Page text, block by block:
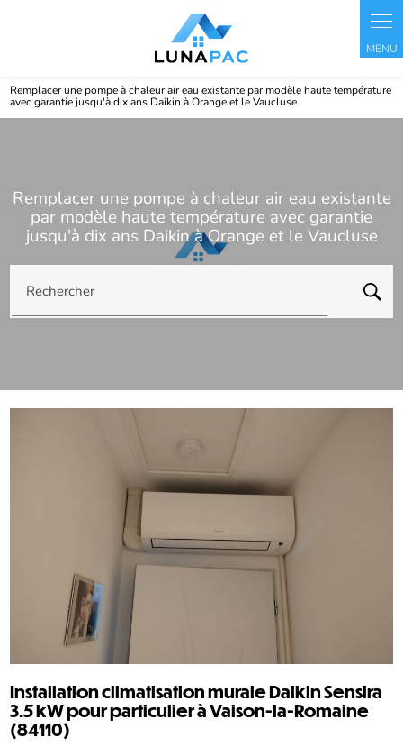
Remplacer une pompe à chaleur air eau existante par modèle haute température
avec garantie jusqu'à dix ans Daikin à Orange et le Vaucluse
Remplacer une pompe à chaleur air eau existante
par modèle haute température avec garantie
jusqu'à dix ans Daikin à Orange et le Vaucluse
Rechercher
Installation climatisation murale Daikin Sensira
3.5 kW pour particulier à Vaison-la-Romaine
(84110)